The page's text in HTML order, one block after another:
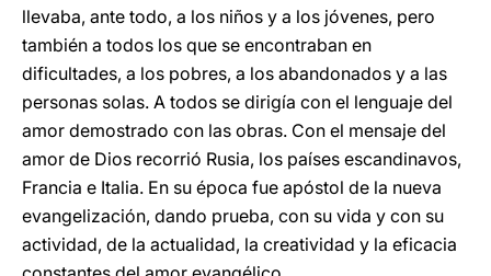
llevaba, ante todo, a los niños y a los jóvenes, pero
también a todos los que se encontraban en
dificultades, a los pobres, a los abandonados y a las
personas solas. A todos se dirigía con el lenguaje del
amor demostrado con las obras. Con el mensaje del
amor de Dios recorrió Rusia, los países escandinavos,
Francia e Italia. En su época fue apóstol de la nueva
evangelización, dando prueba, con su vida y con su
actividad, de la actualidad, la creatividad y la eficacia